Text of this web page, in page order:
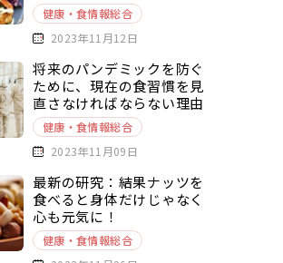
健康・食情報総合
2023年11月12日
将来のパンデミックを防ぐ
ために、現在の食習慣を見
直さなければならない理由
健康・食情報総合
2023年11月09日
最新の研究：結果ナッツを
食べると身体だけじゃなく
心も元気に！
健康・食情報総合